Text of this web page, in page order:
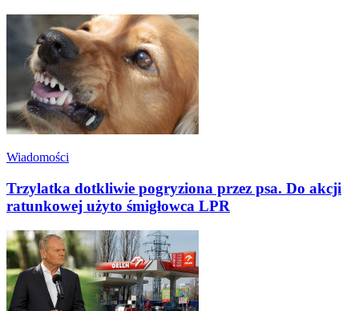
Wiadomości
Trzylatka dotkliwie pogryziona przez psa. Do akcji
ratunkowej użyto śmigłowca LPR